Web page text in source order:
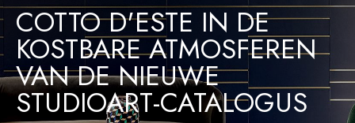
COTTO D'ESTE IN DE
KOSTBARE ATMOSFEREN
VAN DE NIEUWE
STUDIOART-CATALOGUS